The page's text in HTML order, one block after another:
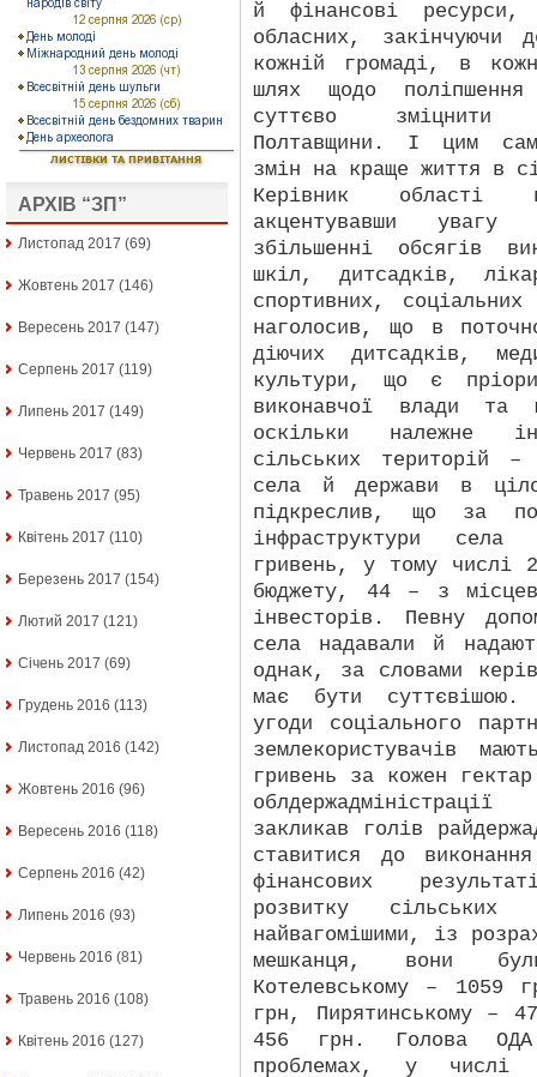
АРХІВ “ЗП”
Листопад 2017 (69)
Жовтень 2017 (146)
Вересень 2017 (147)
Серпень 2017 (119)
Липень 2017 (149)
Червень 2017 (83)
Травень 2017 (95)
Квітень 2017 (110)
Березень 2017 (154)
Лютий 2017 (121)
Січень 2017 (69)
Грудень 2016 (113)
Листопад 2016 (142)
Жовтень 2016 (96)
Вересень 2016 (118)
Серпень 2016 (42)
Липень 2016 (93)
Червень 2016 (81)
Травень 2016 (108)
Квітень 2016 (127)
й фінансові ресурси,
обласних,
кожній громаді, в
шлях щодо
суттєво зміцнити
Полтавщини. І цим
змін на краще життя в
Керівник області
акцентувавши
збільшенні обсягів
шкіл, дитсадків,
спортивних,
наголосив, що в
діючих дитсадків,
культури, що є
виконавчої влади та
оскільки належне
сільських територій
села й держави в
підкреслив, що за
інфраструктури
гривень, у тому числі
бюджету, 44 – з
інвесторів. Певну
села надавали й
однак, за словами
має бути суттєвішою.
угоди соціального
землекористувачів
гривень за кожен
закликав голів
ставитися до
фінансових
розвитку
найвагомішими, із
мешканця, вони
Котелевському – 1059
грн, Пирятинському –
456 грн. Голова ОДА
проблемах, у числі